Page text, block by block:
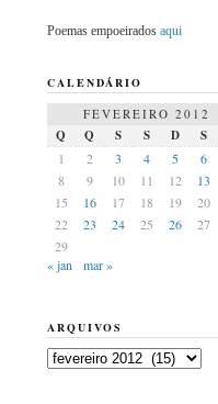
Poemas empoeirados aqui
CALENDÁRIO
FEVEREIRO 2012
Q Q S S D S
1
2 3 4 5 6
8
9 10 11 12 13
15
16 17 18 19 20
22
23 24 25 26 27
29
« jan
mar »
ARQUIVOS
Arquivos